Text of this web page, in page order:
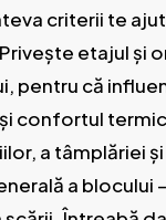
criterii te
etajul și
pentru că
confortul
a tâmplăriei
a blocului